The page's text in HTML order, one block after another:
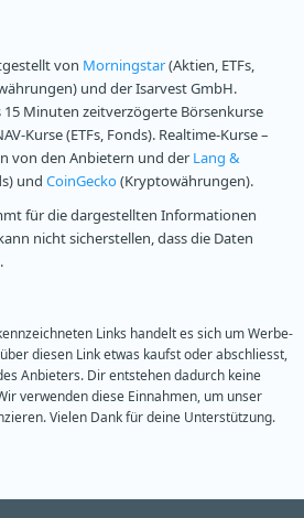
von Morningstar(Aktien, ETFs,
und der Isarvest GmbH.
Minuten zeitverzögerte Börsenkurse
Kurse (ETFs, Fonds). Realtime-Kurse –
von den Anbietern und der Lang &
und CoinGecko(Kryptowährungen).
für die dargestellten Informationen
nicht sicherstellen, dass die Daten
Links handelt es sich um Werbe-
diesen Link etwas kaufst oder abschliesst,
Anbieters. Dir entstehen dadurch keine
verwenden diese Einnahmen, um unser
Vielen Dank für deine Unterstützung.